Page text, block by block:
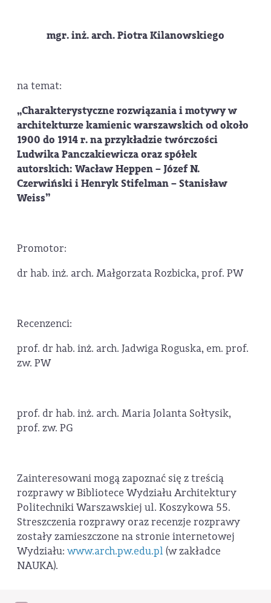
mgr. inż. arch. Piotra Kilanowskiego
na temat:
„Charakterystyczne rozwiązania i motywy w
architekturze kamienic warszawskich od około
1900 do 1914 r. na przykładzie twórczości
Ludwika Panczakiewicza oraz spółek
autorskich: Wacław Heppen – Józef N.
Czerwiński i Henryk Stifelman – Stanisław
Weiss”
Promotor:
dr hab. inż. arch. Małgorzata Rozbicka, prof. PW
Recenzenci:
prof. dr hab. inż. arch. Jadwiga Roguska, em. prof.
zw. PW
prof. dr hab. inż. arch. Maria Jolanta Sołtysik,
prof. zw. PG
Zainteresowani mogą zapoznać się z treścią
rozprawy w Bibliotece Wydziału Architektury
Politechniki Warszawskiej ul. Koszykowa 55.
Streszczenia rozprawy oraz recenzje rozprawy
zostały zamieszczone na stronie internetowej
Wydziału: www.arch.pw.edu.pl (w zakładce
NAUKA).